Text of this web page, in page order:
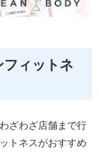
ィットネ
ざわざ店舗まで行
トネスがおすすめ